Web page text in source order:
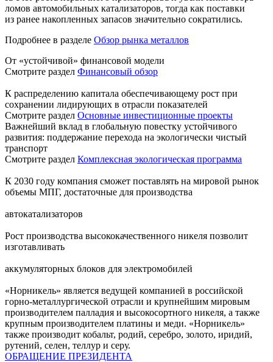
ломов автомобильных катализаторов, тогда как поставки
из ранее накопленных запасов значительно сократились.
Подробнее в разделе Обзор рынка металлов
От «устойчивой» финансовой модели
Смотрите раздел Финансовый обзор
К распределению капитала обеспечивающему рост при
сохранении лидирующих в отрасли показателей
Смотрите раздел Основные инвестиционные проекты
Важнейший вклад в глобальную повестку устойчивого
развития: поддержание перехода на экологически чистый
транспорт
Смотрите раздел Комплексная экологическая программа
К 2030 году компания сможет поставлять на мировой рынок
объемы МПГ, достаточные для производства
автокатализаторов
Рост производства высококачественного никеля позволит
изготавливать
аккумуляторных блоков для электромобилей
«Норникель» является ведущей компанией в российской
горно-металлургической отрасли и крупнейшим мировым
производителем палладия и высокосортного никеля, а также
крупным производителем платины и меди. «Норникель»
также производит кобальт, родий, серебро, золото, иридий,
рутений, селен, теллур и серу.
ОБРАЩЕНИЕ ПРЕЗИДЕНТА